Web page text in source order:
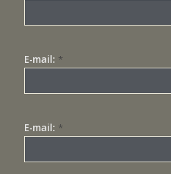
E-mail: *
E-mail: *